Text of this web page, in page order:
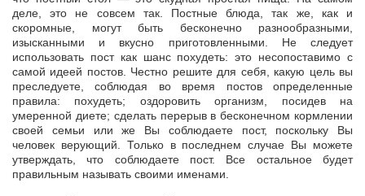
деле, это не совсем так. Постные блюда, так же, как и
скоромные, могут быть бесконечно разнообразными,
изысканными и вкусно приготовленными. Не следует
использовать пост как шанс похудеть: это несопоставимо с
самой идеей постов. Честно решите для себя, какую цель вы
преследуете, соблюдая во время постов определенные
правила: похудеть; оздоровить организм, посидев на
умеренной диете; сделать перерыв в бесконечном кормлении
своей семьи или же Вы соблюдаете пост, поскольку Вы
человек верующий. Только в последнем случае Вы можете
утверждать, что соблюдаете пост. Все остальное будет
правильным называть своими именами.